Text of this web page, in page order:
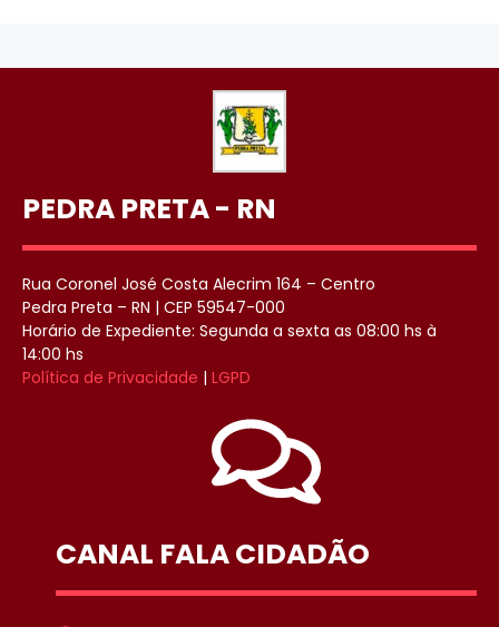
PEDRA PRETA - RN
Rua Coronel José Costa Alecrim 164 – Centro
Pedra Preta – RN | CEP 59547-000
Horário de Expediente: Segunda a sexta as 08:00 hs à
14:00 hs
Política de Privacidade | LGPD
CANAL FALA CIDADÃO